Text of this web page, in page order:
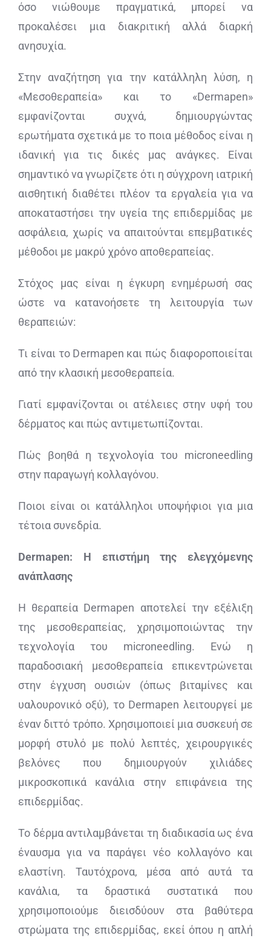
όσο νιώθουμε πραγματικά, μπορεί να
προκαλέσει μια διακριτική αλλά διαρκή
ανησυχία.
Στην αναζήτηση για την κατάλληλη λύση, η
«Μεσοθεραπεία» και το «Dermapen»
εμφανίζονται συχνά, δημιουργώντας
ερωτήματα σχετικά με το ποια μέθοδος είναι η
ιδανική για τις δικές μας ανάγκες. Είναι
σημαντικό να γνωρίζετε ότι η σύγχρονη ιατρική
αισθητική διαθέτει πλέον τα εργαλεία για να
αποκαταστήσει την υγεία της επιδερμίδας με
ασφάλεια, χωρίς να απαιτούνται επεμβατικές
μέθοδοι με μακρύ χρόνο αποθεραπείας.
Στόχος μας είναι η έγκυρη ενημέρωσή σας
ώστε να κατανοήσετε τη λειτουργία των
θεραπειών:
Τι είναι το Dermapen και πώς διαφοροποιείται
από την κλασική μεσοθεραπεία.
Γιατί εμφανίζονται οι ατέλειες στην υφή του
δέρματος και πώς αντιμετωπίζονται.
Πώς βοηθά η τεχνολογία του microneedling
στην παραγωγή κολλαγόνου.
Ποιοι είναι οι κατάλληλοι υποψήφιοι για μια
τέτοια συνεδρία.
Dermapen: Η επιστήμη της ελεγχόμενης
ανάπλασης
Η θεραπεία Dermapen αποτελεί την εξέλιξη
της μεσοθεραπείας, χρησιμοποιώντας την
τεχνολογία του microneedling. Ενώ η
παραδοσιακή μεσοθεραπεία επικεντρώνεται
στην έγχυση ουσιών (όπως βιταμίνες και
υαλουρονικό οξύ), το Dermapen λειτουργεί με
έναν διττό τρόπο. Χρησιμοποιεί μια συσκευή σε
μορφή στυλό με πολύ λεπτές, χειρουργικές
βελόνες που δημιουργούν χιλιάδες
μικροσκοπικά κανάλια στην επιφάνεια της
επιδερμίδας.
Το δέρμα αντιλαμβάνεται τη διαδικασία ως ένα
έναυσμα για να παράγει νέο κολλαγόνο και
ελαστίνη. Ταυτόχρονα, μέσα από αυτά τα
κανάλια, τα δραστικά συστατικά που
χρησιμοποιούμε διεισδύουν στα βαθύτερα
στρώματα της επιδερμίδας, εκεί όπου η απλή